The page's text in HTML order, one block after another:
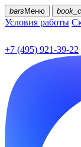
bars Меню
Условия работы
+7 (495) 921-39-22